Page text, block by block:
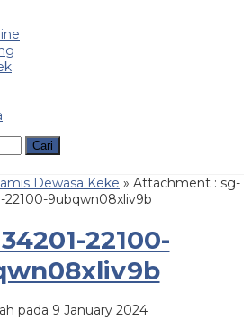
Cari
Dewasa Keke » Attachment : sg-
22100-9ubqwn08xliv9b
22100-
pada 9 January 2024